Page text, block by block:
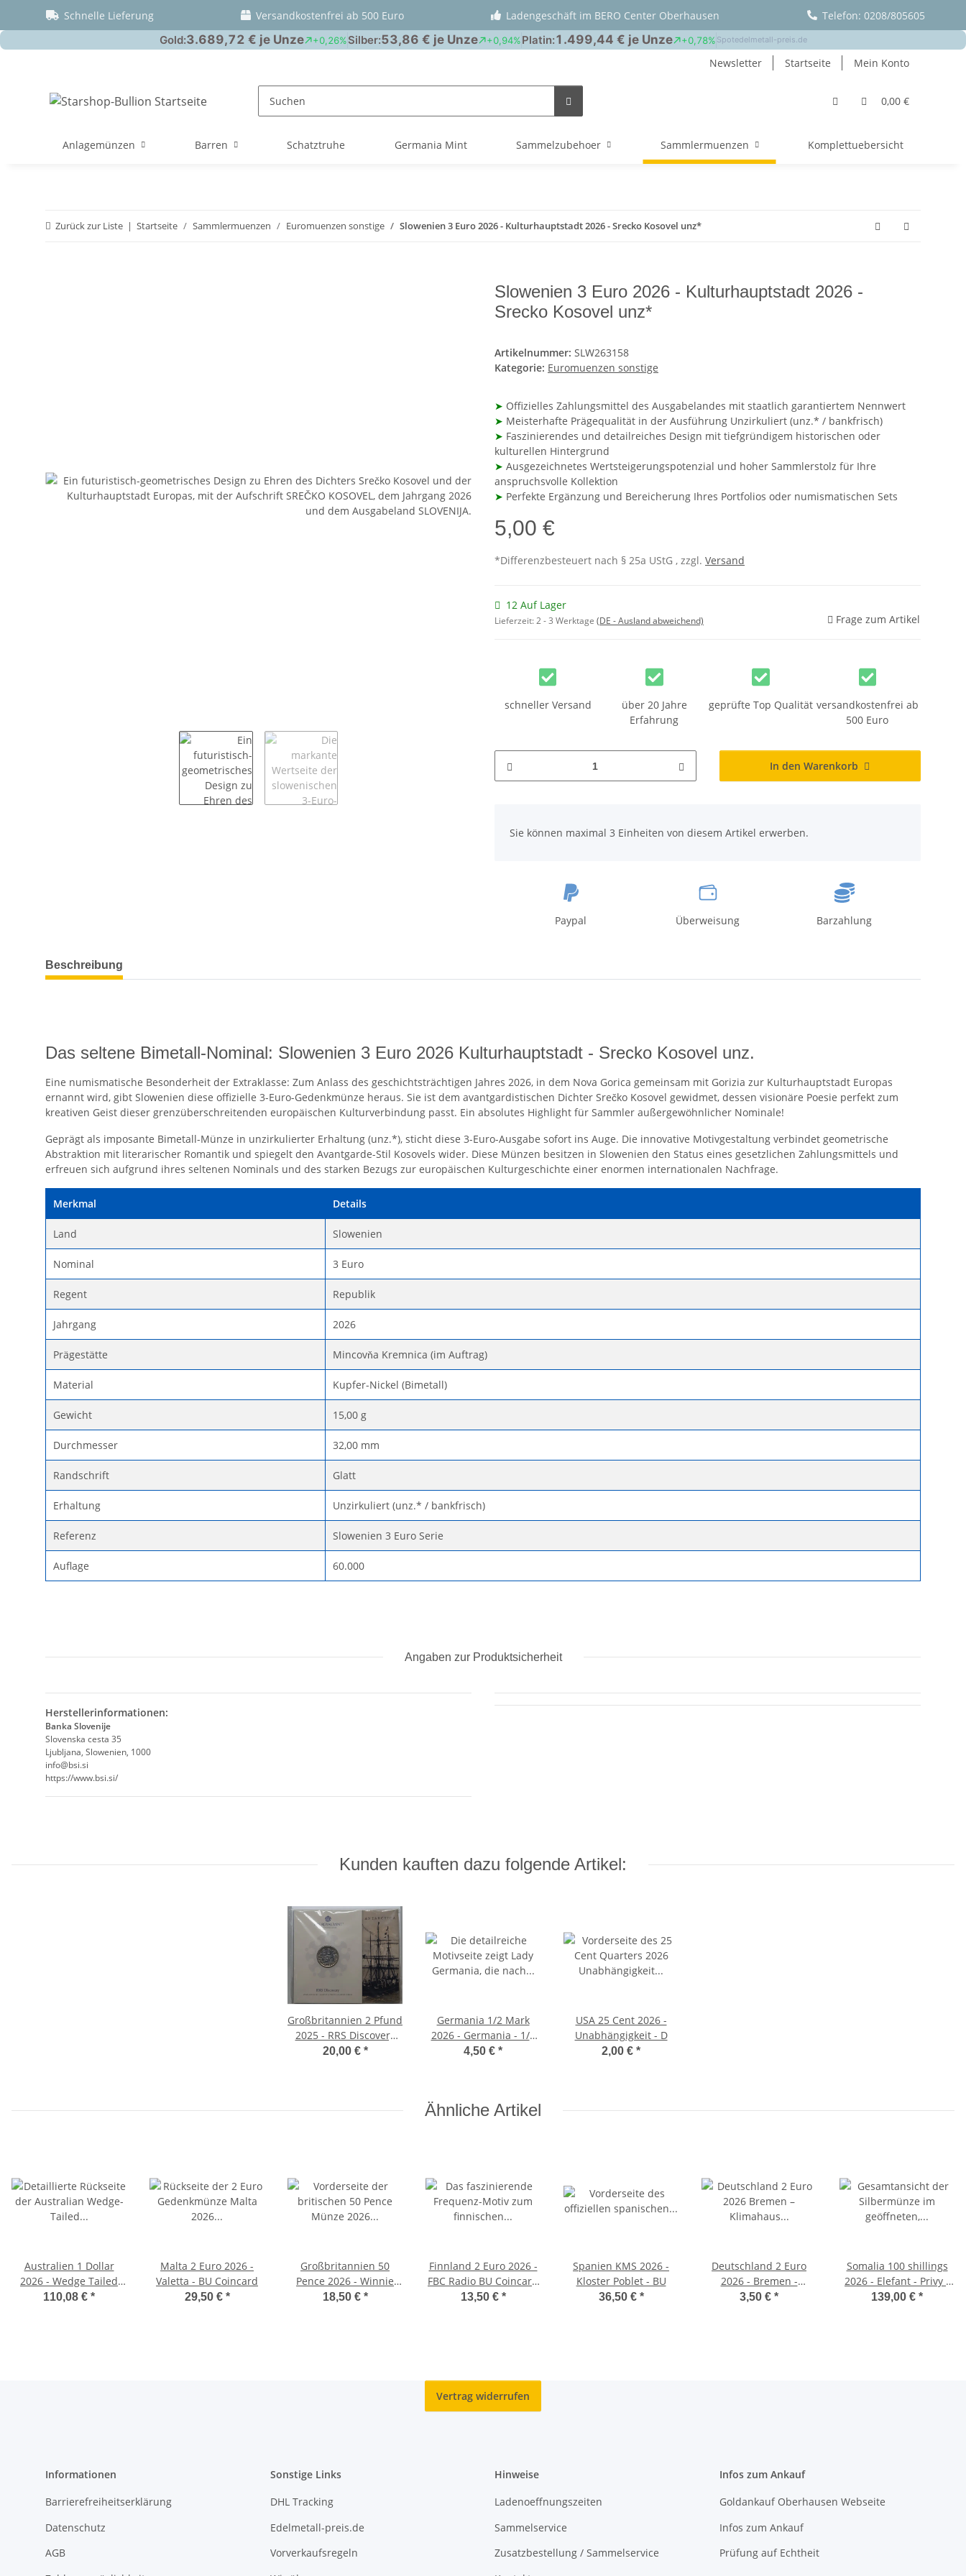
Schnelle Lieferung Versandkostenfrei ab 500 Euro Ladengeschäft im BERO Center Oberhausen Telefon: 0208/805605
Newsletter Startseite Mein Konto
0,00 €
Anlagemünzen Barren Schatztruhe Germania Mint Sammelzubehoer Sammlermuenzen Komplettuebersicht
Zurück zur Liste Startseite Sammlermuenzen Euromuenzen sonstige Slowenien 3 Euro 2026 - Kulturhauptstadt 2026 - Srecko Kosovel unz*
Slowenien 3 Euro 2026 - Kulturhauptstadt 2026 -
Srecko Kosovel unz*
Artikelnummer: SLW263158
Kategorie: Euromuenzen sonstige
➤ Offizielles Zahlungsmittel des Ausgabelandes mit staatlich garantiertem Nennwert
➤ Meisterhafte Prägequalität in der Ausführung Unzirkuliert (unz.* / bankfrisch)
➤ Faszinierendes und detailreiches Design mit tiefgründigem historischen oder
kulturellen Hintergrund
➤ Ausgezeichnetes Wertsteigerungspotenzial und hoher Sammlerstolz für Ihre
anspruchsvolle Kollektion
➤ Perfekte Ergänzung und Bereicherung Ihres Portfolios oder numismatischen Sets
5,00 €
*Differenzbesteuert nach § 25a UStG , zzgl. Versand
12 Auf Lager
Lieferzeit:2 - 3 Werktage (DE - Ausland abweichend) Frage zum Artikel
schneller Versand
über 20 Jahre
Erfahrung
geprüfte Top Qualität versandkostenfrei ab
500 Euro
In den Warenkorb
Sie können maximal 3 Einheiten von diesem Artikel erwerben.
Paypal Überweisung Barzahlung
weitere Registerkarten anzeigen
Beschreibung
Das seltene Bimetall-Nominal: Slowenien 3 Euro 2026 Kulturhauptstadt - Srecko Kosovel unz.
Eine numismatische Besonderheit der Extraklasse: Zum Anlass des geschichtsträchtigen Jahres 2026, in dem Nova Gorica gemeinsam mit Gorizia zur Kulturhauptstadt Europas
ernannt wird, gibt Slowenien diese offizielle 3-Euro-Gedenkmünze heraus. Sie ist dem avantgardistischen Dichter Srečko Kosovel gewidmet, dessen visionäre Poesie perfekt zum
kreativen Geist dieser grenzüberschreitenden europäischen Kulturverbindung passt. Ein absolutes Highlight für Sammler außergewöhnlicher Nominale!
Geprägt als imposante Bimetall-Münze in unzirkulierter Erhaltung (unz.*), sticht diese 3-Euro-Ausgabe sofort ins Auge. Die innovative Motivgestaltung verbindet geometrische
Abstraktion mit literarischer Romantik und spiegelt den Avantgarde-Stil Kosovels wider. Diese Münzen besitzen in Slowenien den Status eines gesetzlichen Zahlungsmittels und
erfreuen sich aufgrund ihres seltenen Nominals und des starken Bezugs zur europäischen Kulturgeschichte einer enormen internationalen Nachfrage.
Merkmal Details
Land Slowenien
Nominal 3 Euro
Regent Republik
Jahrgang 2026
Prägestätte Mincovňa Kremnica (im Auftrag)
Material Kupfer-Nickel (Bimetall)
Gewicht 15,00 g
Durchmesser 32,00 mm
Randschrift Glatt
Erhaltung Unzirkuliert (unz.* / bankfrisch)
Referenz Slowenien 3 Euro Serie
Auflage 60.000
Angaben zur Produktsicherheit
Herstellerinformationen:
Banka Slovenije
Slovenska cesta 35
Ljubljana, Slowenien, 1000
info@bsi.si
https://www.bsi.si/
Kunden kauften dazu folgende Artikel:
Großbritannien 2 Pfund
2025 - RRS Discovery
BU
20,00 € *
Germania 1/2 Mark
2026 - Germania - 1/2
Unze Kupfer - Brilliant
4,50 € *
USA 25 Cent 2026 -
Unabhängigkeit - D
2,00 € *
Ähnliche Artikel
Australien 1 Dollar
2026 - Wedge Tailed
Eagle 1oz
110,08 € *
Malta 2 Euro 2026 -
Valetta - BU Coincard
29,50 € *
Großbritannien 50
Pence 2026 - Winnie
the Pooh #2 - BU Blister
18,50 € *
Finnland 2 Euro 2026 -
FBC Radio BU Coincard
- finnische Version
13,50 € *
Spanien KMS 2026 -
Kloster Poblet - BU
36,50 € *
Deutschland 2 Euro
2026 - Bremen -
Klimahaus
3,50 € *
Somalia 100 shillings
2026 - Elefant - Privy -
WMF Berlin
139,00 € *
Vertrag widerrufen
Informationen
Barrierefreiheitserklärung
Datenschutz
AGB
Sonstige Links
DHL Tracking
Edelmetall-preis.de
Vorverkaufsregeln
Hinweise
Ladenoeffnungszeiten
Sammelservice
Zusatzbestellung / Sammelservice
Infos zum Ankauf
Goldankauf Oberhausen Webseite
Infos zum Ankauf
Prüfung auf Echtheit